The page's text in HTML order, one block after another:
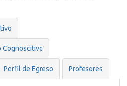
Cognoscitivo
Perfil de Egreso Profesores